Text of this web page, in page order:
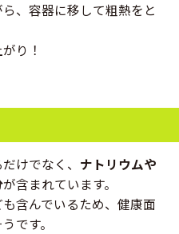
、容器に移して粗熱をと
り！
けでなく、 ナトリウムや
が含まれています。
含んでいるため、健康面
です。